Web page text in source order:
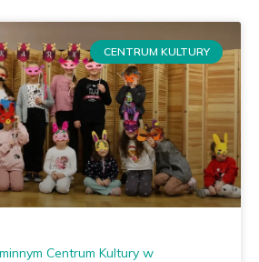
CENTRUM KULTURY
Centrum Kultury w